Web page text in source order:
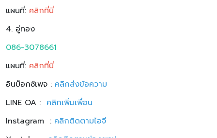
แผนที่: คลิกที่นี่
4. อู่ทอง
086-3078661
แผนที่: คลิกที่นี่
อินบ็อกซ์เพจ : คลิกส่งข้อความ
LINE OA : คลิกเพิ่มเพื่อน
Instagram : คลิกติดตามไอจี